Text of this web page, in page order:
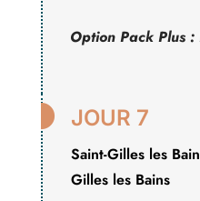
Option Pack Plus :
 JOUR 7
Saint-Gilles les
Gilles les Bains